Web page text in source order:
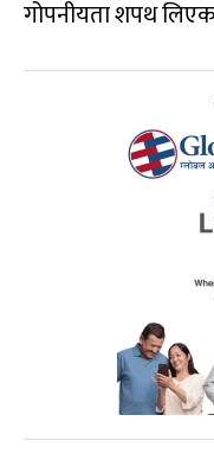
गोपनीयता शपथ